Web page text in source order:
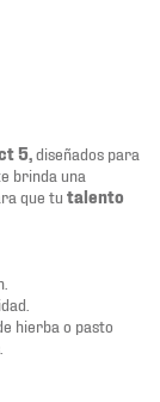
5, diseñados para
brinda una
que tu talento
hierba o pasto